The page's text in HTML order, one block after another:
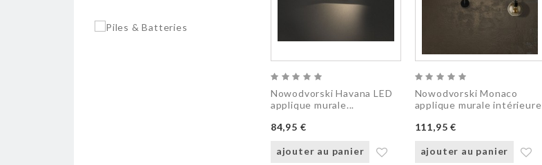
Nowodvorski Havana LED
applique murale...
84,95 €
ajouter au panier
Nowodvorski Monaco
applique murale intérieure
111,95 €
ajouter au panier